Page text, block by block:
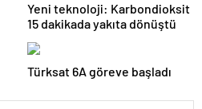
Yeni teknoloji: Karbondioksit
15 dakikada yakıta dönüştü
Türksat 6A göreve başladı